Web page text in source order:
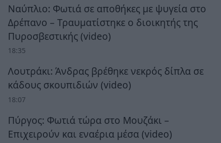
Ναύπλιο: Φωτιά σε αποθήκες με ψυγεία στο
Δρέπανο – Τραυματίστηκε ο διοικητής της
Πυροσβεστικής (video)
18:35
Λουτράκι: Άνδρας βρέθηκε νεκρός δίπλα σε
κάδους σκουπιδιών (video)
18:07
Πύργος: Φωτιά τώρα στο Μουζάκι –
Επιχειρούν και εναέρια μέσα (video)